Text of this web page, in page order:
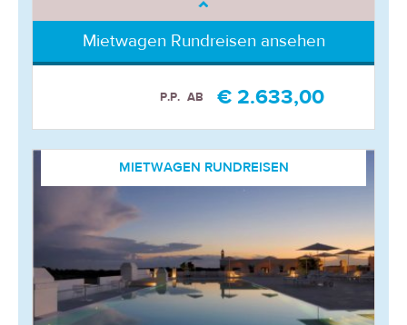
Mietwagen Rundreisen ansehen
AB
P.P. € 2.633,00
MIETWAGEN RUNDREISEN